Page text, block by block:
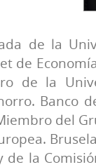
de la
de
de la
Banco
del
la